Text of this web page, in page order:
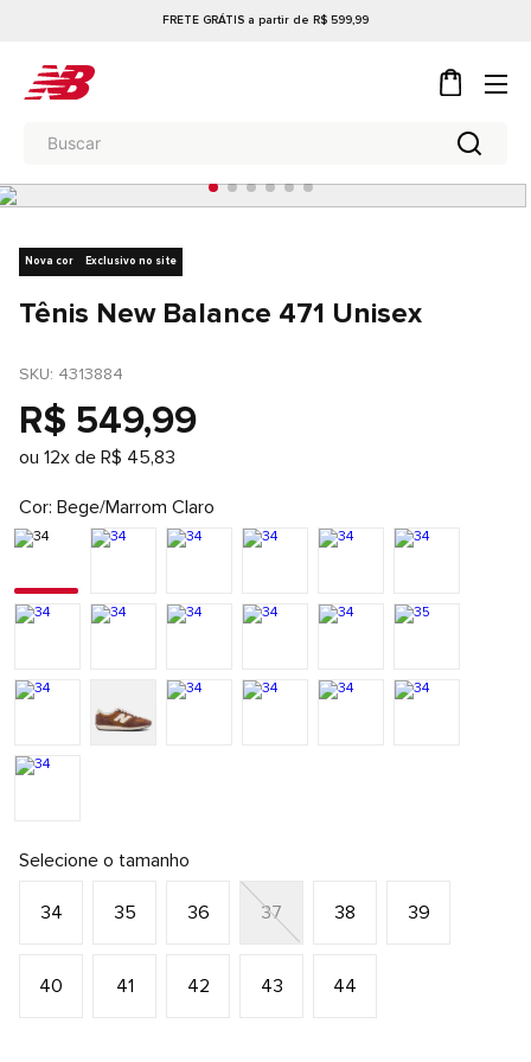
FRETE GRÁTIS a partir de R$ 599,99
Nova cor Exclusivo no site
Tênis New Balance 471 Unisex
SKU: 4313884
R$ 549,99
ou 12x de R$ 45,83
Cor Bege/Marrom Claro
Selecione o tamanho
34 35 36 37 38 39
40 41 42 43 44